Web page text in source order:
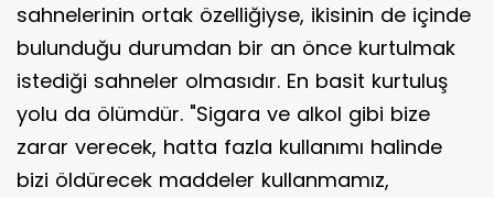
sahnelerinin ortak özelliğiyse, ikisinin de içinde
bulunduğu durumdan bir an önce kurtulmak
istediği sahneler olmasıdır. En basit kurtuluş
yolu da ölümdür. "Sigara ve alkol gibi bize
zarar verecek, hatta fazla kullanımı halinde
bizi öldürecek maddeler kullanmamız,